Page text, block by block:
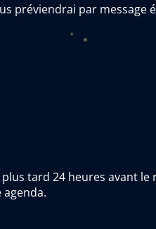
préviendrai par message
tard 24 heures avant le